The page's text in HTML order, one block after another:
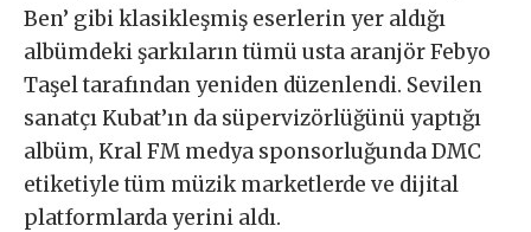
Ben’ gibi klasikleşmiş eserlerin yer aldığı
albümdeki şarkıların tümü usta aranjör Febyo
Taşel tarafından yeniden düzenlendi. Sevilen
sanatçı Kubat’ın da süpervizörlüğünü yaptığı
albüm, Kral FM medya sponsorluğunda DMC
etiketiyle tüm müzik marketlerde ve dijital
platformlarda yerini aldı.